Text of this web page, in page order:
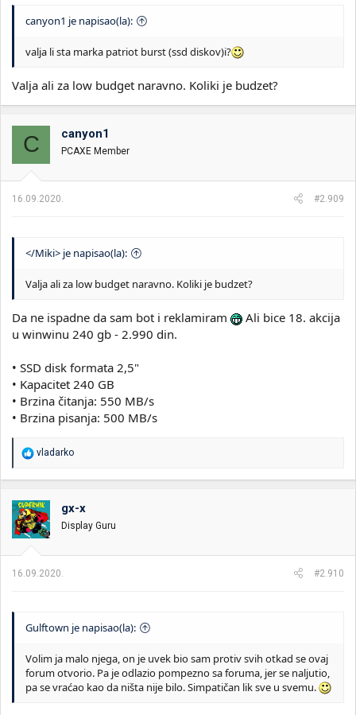
canyon1 je napisao(la):
valja li sta marka patriot burst (ssd diskov)i?
Valja ali za low budget naravno. Koliki je budzet?
C canyon1
PCAXE Member
16.09.2020. #2.909
</Miki> je napisao(la):
Valja ali za low budget naravno. Koliki je budzet?
Da ne ispadne da sam bot i reklamiram
Ali bice 18. akcija
u winwinu 240 gb - 2.990 din.
• SSD disk formata 2,5"
• Kapacitet 240 GB
• Brzina čitanja: 550 MB/s
• Brzina pisanja: 500 MB/s
R
o
v
a
n
:
vladarko
gx-x
Display Guru
16.09.2020. #2.910
Gulftown je napisao(la):
Volim ja malo njega, on je uvek bio sam protiv svih otkad se ovaj
forum otvorio. Pa je odlazio pompezno sa foruma, jer se naljutio,
pa se vraćao kao da ništa nije bilo. Simpatičan lik sve u svemu.